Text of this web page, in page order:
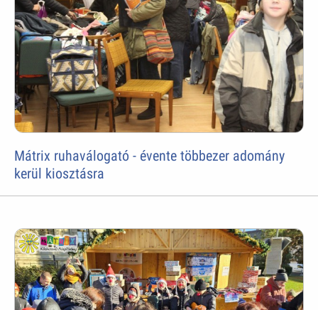
Mátrix ruhaválogató - évente többezer adomány
kerül kiosztásra